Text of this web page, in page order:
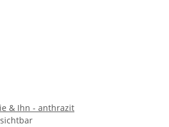
& Ihn - anthrazit